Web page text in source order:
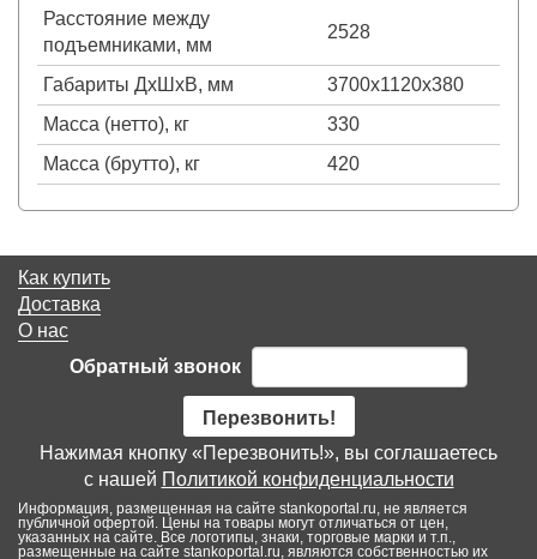
Расстояние между
подъемниками, мм
2528
Габариты ДхШхВ, мм
3700х1120х380
Масса (нетто), кг
330
Масса (брутто), кг
420
Как купить
Доставка
О нас
Обратный звонок
Перезвонить!
Нажимая кнопку «Перезвонить!», вы соглашаетесь
с нашей Политикой конфиденциальности
Информация, размещенная на сайте stankoportal.ru, не является
публичной офертой. Цены на товары могут отличаться от цен,
указанных на сайте. Все логотипы, знаки, торговые марки и т.п.,
размещенные на сайте stankoportal.ru, являются собственностью их